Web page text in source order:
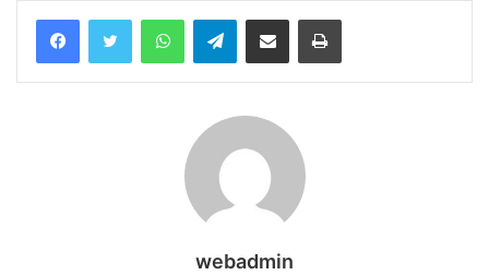
WhatsAppTelegramShare via Email Print
webadmin